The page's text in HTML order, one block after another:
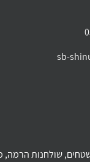
sb-
שולחנות הרמה,